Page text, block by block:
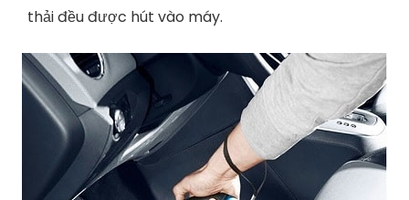
thải đều được hút vào máy.